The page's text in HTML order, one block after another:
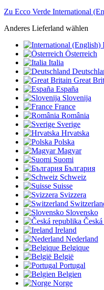
Zu Ecco Verde International
Anderes Lieferland wählen
Österreich
Italia
Great
España
Slovenija
France
România
Sverige
Hrvatska
Polska
Magyar
Suomi
България
Schweiz
Suisse
Svizzera
Slovensko
Ireland
Nederland
Belgique
België
Portugal
Belgien
Norge